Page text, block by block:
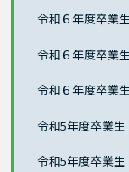
令和６年度卒
令和６年度卒
令和６年度卒業
令和5年度卒業
令和5年度卒業